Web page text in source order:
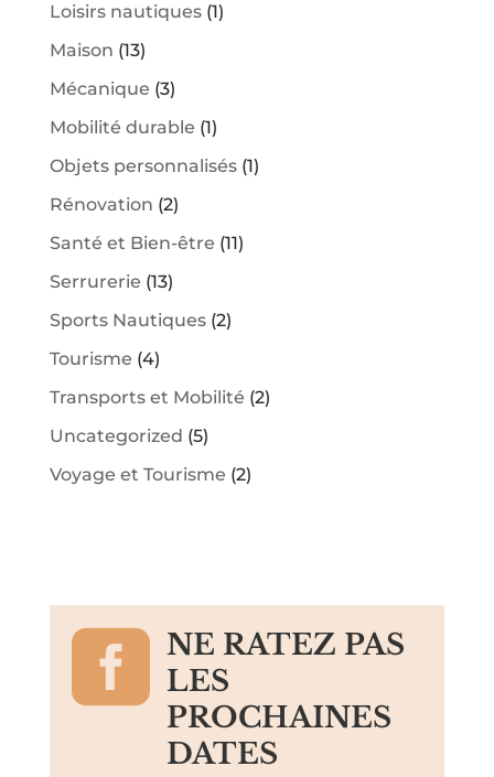
Loisirs nautiques(1)
Maison (13)
Mécanique (3)
Mobilité durable (1)
Objets personnalisés(1)
Rénovation (2)
Santé et Bien-être (11)
Serrurerie (13)
Sports Nautiques(2)
Tourisme (4)
Transports et Mobilité (2)
Uncategorized (5)
Voyage et Tourisme (2)
 NE RATEZ PAS
LES
PROCHAINES
DATES